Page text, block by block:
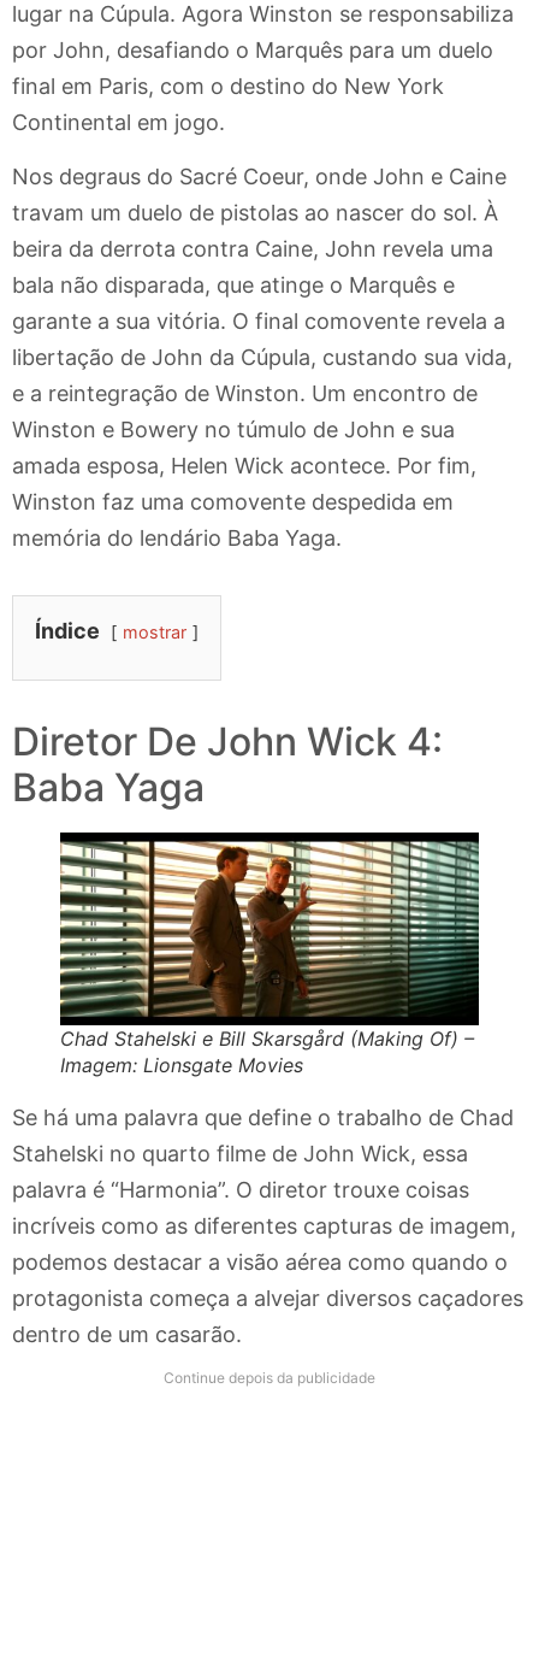
lugar na Cúpula. Agora Winston se responsabiliza
por John, desafiando o Marquês para um duelo
final em Paris, com o destino do New York
Continental em jogo.
Nos degraus do Sacré Coeur, onde John e Caine
travam um duelo de pistolas ao nascer do sol. À
beira da derrota contra Caine, John revela uma
bala não disparada, que atinge o Marquês e
garante a sua vitória. O final comovente revela a
libertação de John da Cúpula, custando sua vida,
e a reintegração de Winston. Um encontro de
Winston e Bowery no túmulo de John e sua
amada esposa, Helen Wick acontece. Por fim,
Winston faz uma comovente despedida em
memória do lendário Baba Yaga.
Índice mostrar
Diretor De John Wick 4:
Baba Yaga
Chad Stahelski e Bill Skarsgård (Making Of) –
Imagem: Lionsgate Movies
Se há uma palavra que define o trabalho de Chad
Stahelski no quarto filme de John Wick, essa
palavra é “Harmonia”. O diretor trouxe coisas
incríveis como as diferentes capturas de imagem,
podemos destacar a visão aérea como quando o
protagonista começa a alvejar diversos caçadores
dentro de um casarão.
Continue depois da publicidade